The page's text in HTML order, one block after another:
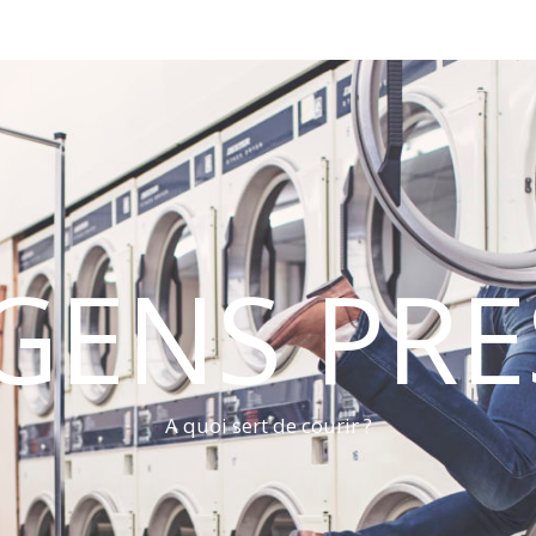
A quoi sert de courir ?